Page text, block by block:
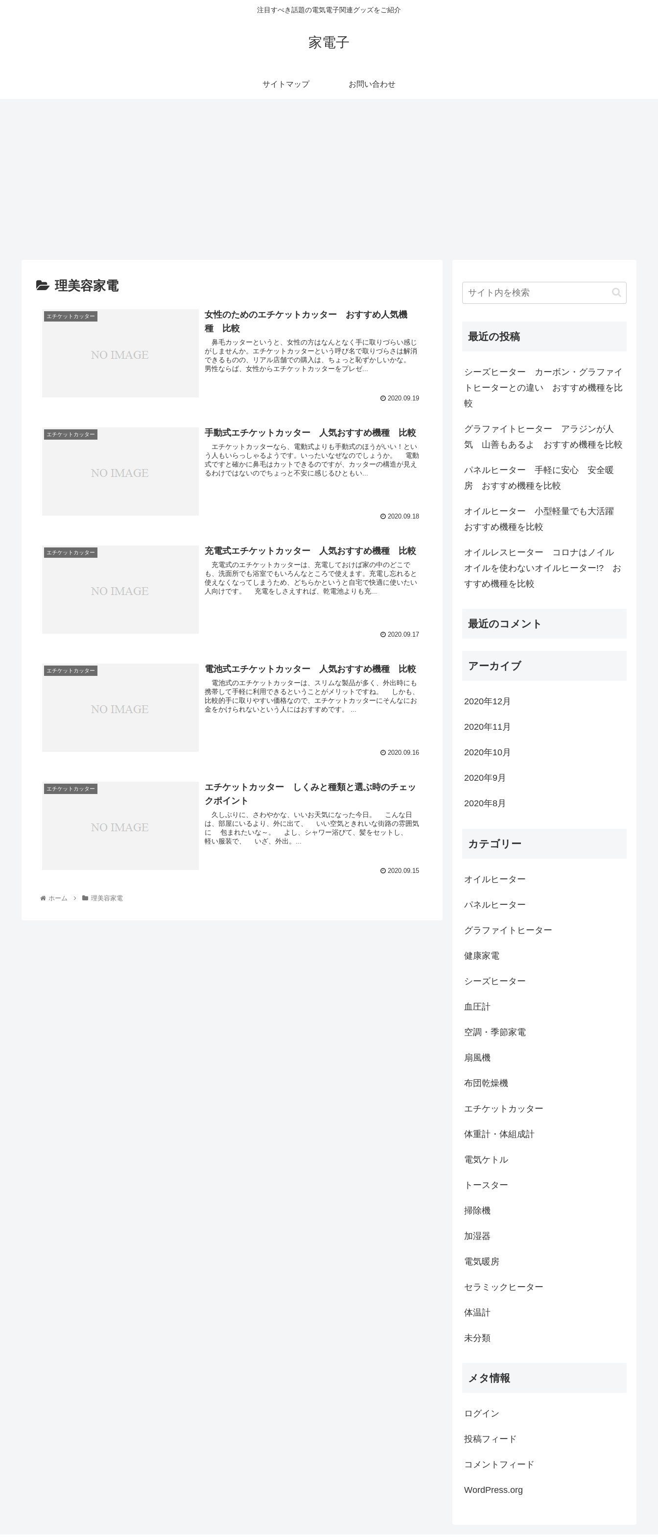
注目すべき話題の電気電子関連グッズをご紹介
家電子
サイトマップ お問い合わせ
理美容家電
エチケットカッター
女性のためのエチケットカッター おすすめ人気機
種 比較
鼻毛カッターというと、女性の方はなんとなく手に取りづらい感じ
がしませんか。エチケットカッターという呼び名で取りづらさは解消
できるものの、リアル店舗での購入は、ちょっと恥ずかしいかな。
男性ならば、女性からエチケットカッターをプレゼ...
2020.09.19
エチケットカッター 手動式エチケットカッター 人気おすすめ機種 比較
エチケットカッターなら、電動式よりも手動式のほうがいい！とい
う人もいらっしゃるようです。いったいなぜなのでしょうか。 電動
式ですと確かに鼻毛はカットできるのですが、カッターの構造が見え
るわけではないのでちょっと不安に感じるひともい...
2020.09.18
エチケットカッター 充電式エチケットカッター 人気おすすめ機種 比較
充電式のエチケットカッターは、充電しておけば家の中のどこで
も、洗面所でも浴室でもいろんなところで使えます。充電し忘れると
使えなくなってしまうため、どちらかというと自宅で快適に使いたい
人向けです。 充電をしさえすれば、乾電池よりも充...
2020.09.17
エチケットカッター 電池式エチケットカッター 人気おすすめ機種 比較
電池式のエチケットカッターは、スリムな製品が多く、外出時にも
携帯して手軽に利用できるということがメリットですね。 しかも、
比較的手に取りやすい価格なので、エチケットカッターにそんなにお
金をかけられないという人にはおすすめです。 ...
2020.09.16
エチケットカッター
エチケットカッター しくみと種類と選ぶ時のチェッ
クポイント
久しぶりに、さわやかな、いいお天気になった今日。 こんな日
は、部屋にいるより、外に出て、 いい空気ときれいな街路の雰囲気
に 包まれたいな～。 よし、シャワー浴びて、髪をセットし、
軽い服装で、 いざ、外出。...
2020.09.15
ホーム 理美容家電
最近の投稿
シーズヒーター カーボン・グラファイ
トヒーターとの違い おすすめ機種を比
較
グラファイトヒーター アラジンが人
気 山善もあるよ おすすめ機種を比較
パネルヒーター 手軽に安心 安全暖
房 おすすめ機種を比較
オイルヒーター 小型軽量でも大活躍
おすすめ機種を比較
オイルレスヒーター コロナはノイル
オイルを使わないオイルヒーター!? お
すすめ機種を比較
最近のコメント
アーカイブ
2020年12月
2020年11月
2020年10月
2020年9月
2020年8月
カテゴリー
オイルヒーター
パネルヒーター
グラファイトヒーター
健康家電
シーズヒーター
血圧計
空調・季節家電
扇風機
布団乾燥機
エチケットカッター
体重計・体組成計
電気ケトル
トースター
掃除機
加湿器
電気暖房
セラミックヒーター
体温計
未分類
メタ情報
ログイン
投稿フィード
コメントフィード
WordPress.org